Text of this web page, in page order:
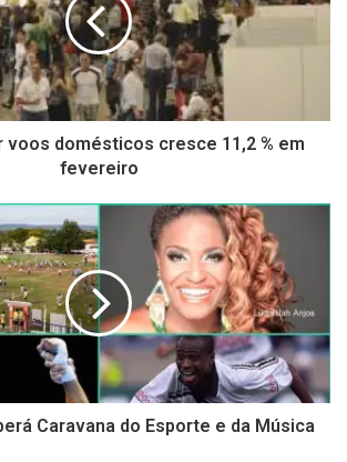
voos domésticos cresce 11,2 % em
fevereiro
Caravana do Esporte e da Música